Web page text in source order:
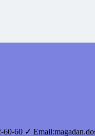
60-60 ✓ Email: